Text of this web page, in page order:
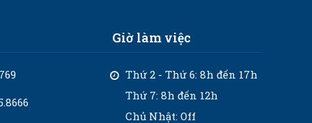
Giờ làm việc
Thứ 2 - Thứ 6: 8h đến 17h
Thứ 7: 8h đến 12h
Chủ Nhật: Off